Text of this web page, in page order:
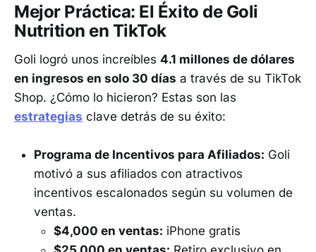
Mejor Práctica: El Éxito de Goli
Nutrition en TikTok
Goli logró unos increíbles 4.1 millones de dólares
en ingresos en solo 30 días a través de su TikTok
Shop. ¿Cómo lo hicieron? Estas son las
estrategias clave detrás de su éxito:
Programa de Incentivos para Afiliados: Goli
motivó a sus afiliados con atractivos
incentivos escalonados según su volumen de
ventas.
$4,000 en ventas: iPhone gratis